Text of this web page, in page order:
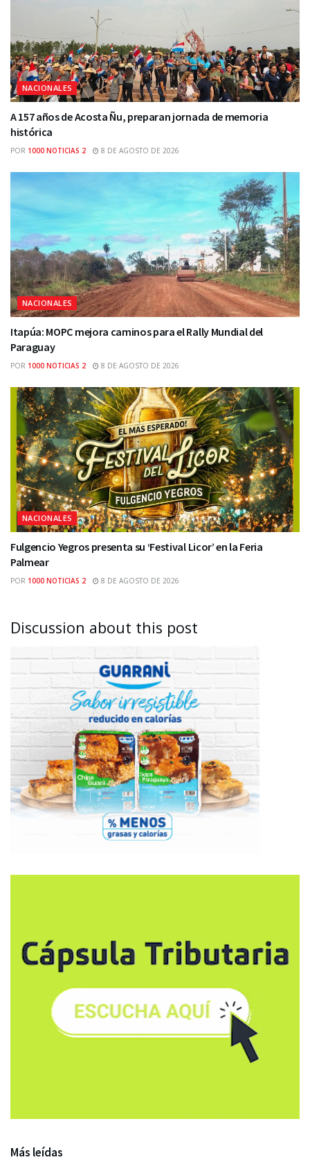
NACIONALES
A 157 años de Acosta Ñu, preparan jornada de memoria
histórica
POR 1000 NOTICIAS 2 8 DE AGOSTO DE 2026
NACIONALES
Itapúa: MOPC mejora caminos para el Rally Mundial del
Paraguay
POR 1000 NOTICIAS 2 8 DE AGOSTO DE 2026
NACIONALES
Fulgencio Yegros presenta su ‘Festival Licor’ en la Feria
Palmear
POR 1000 NOTICIAS 2 8 DE AGOSTO DE 2026
Discussion about this post
Más leídas